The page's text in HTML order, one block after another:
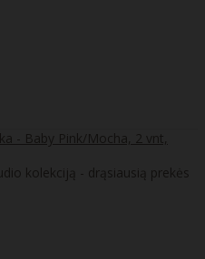
- Baby Pink/Mocha, 2 vnt,
kolekciją - drąsiausią prekės